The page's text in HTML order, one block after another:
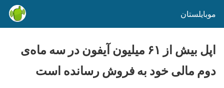
موبایلستان
اپل بیش از ۶۱ میلیون آیفون در سه ماه‌ی
دوم مالی خود به فروش رسانده است